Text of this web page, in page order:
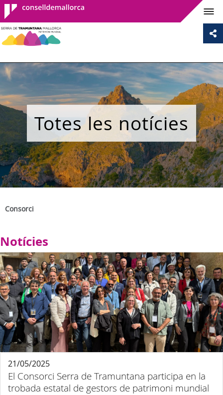
Consell de
Mallorca
Totes les notícies
Consorci
Notícies
El Consorci Serra de Tramuntana participa en la
trobada estatal de gestors de patrimoni mundial
21/05/2025